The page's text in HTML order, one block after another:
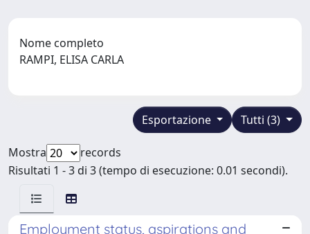
Nome completo
RAMPI, ELISA CARLA
Tutti (3)
Esportazione
Mostra
records
Risultati 1 - 3 di 3 (tempo di esecuzione: 0.01 secondi).
Employment status, aspirations and